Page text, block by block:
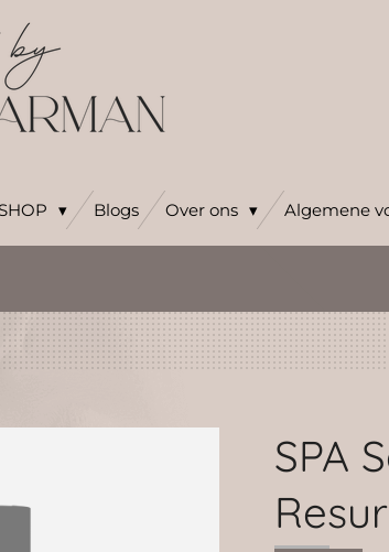
Blogs Over ons Algemene
SPA